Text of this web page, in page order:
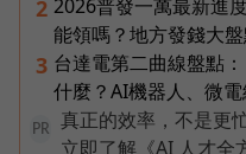
2 2026普發一萬最新進
能領嗎？地方發錢大
3 台達電第二曲線盤點
什麼？AI機器人、微
PR
真正的效率，不是更
立即了解《AI 人才全